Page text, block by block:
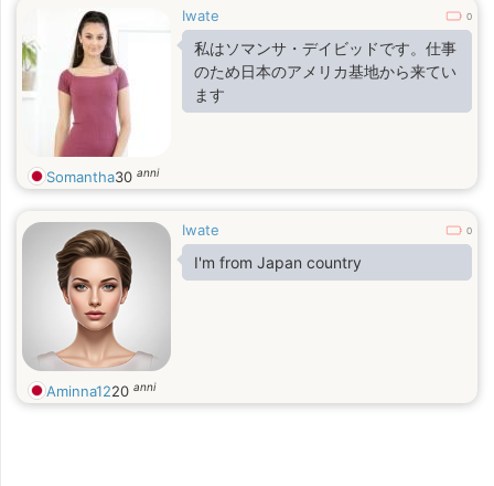
Iwate 0
私はソマンサ・デイビッドです。仕事
のため日本のアメリカ基地から来てい
ます
Somantha30 anni
Iwate 0
I'm from Japan country
Aminna1220 anni